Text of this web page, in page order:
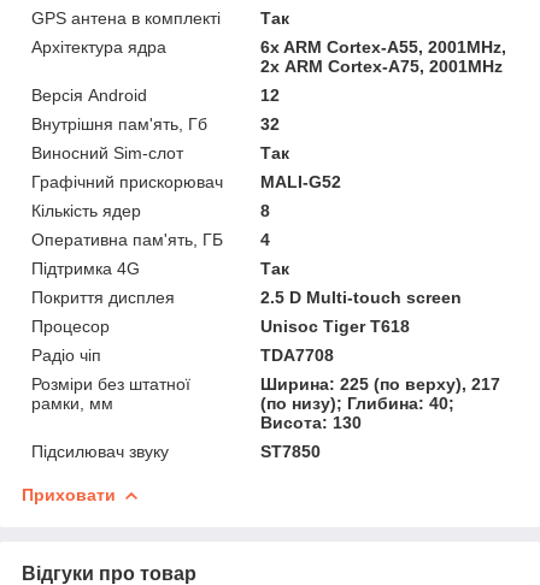
GPS антена в комплекті
Так
Архітектура ядра
6x ARM Cortex-A55, 2001MHz,
2х ARM Cortex-A75, 2001MHz
Версія Android
12
Внутрішня пам'ять, Гб
32
Виносний Sim-слот
Так
Графічний прискорювач
MALI-G52
Кількість ядер
8
Оперативна пам'ять, ГБ
4
Підтримка 4G
Так
Покриття дисплея
2.5 D Multi-touch screen
Процесор
Unisoc Tiger T618
Радіо чіп
TDA7708
Розміри без штатної
рамки, мм
Ширина: 225 (по верху), 217
(по низу); Глибина: 40;
Висота: 130
Підсилювач звуку
ST7850
Приховати
Відгуки про товар